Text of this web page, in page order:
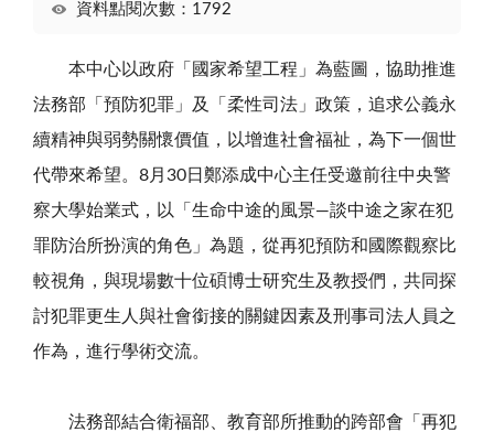
資料點閱次數：1792
本中心以政府「國家希望工程」為藍圖，協助推進
法務部「預防犯罪」及「柔性司法」政策，追求公義永
續精神與弱勢關懷價值，以增進社會福祉，為下一個世
代帶來希望。 8月 30日鄭添成中心主任受邀前往中央警
察大學始業式，以「生命中途的風景—談中途之家在犯
罪防治所扮演的角色」為題，從再犯預防和國際觀察比
較視角，與現場數十位碩博士研究生及教授們，共同探
討犯罪更生人與社會銜接的關鍵因素及刑事司法人員之
作為，進行學術交流。
法務部結合衛福部、教育部所推動的跨部會「再犯